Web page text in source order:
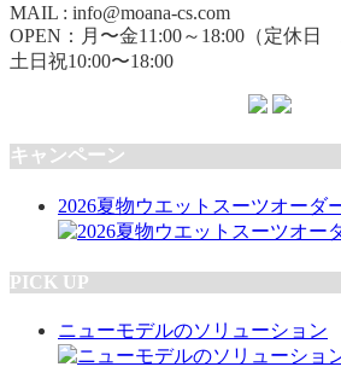
MAIL : info@moana-cs.com
OPEN：月〜金11:00～18:00（定休日
土日祝10:00〜18:00
キャンペーン
2026夏物ウエットスーツオーダ
PICK UP
ニューモデルのソリューション